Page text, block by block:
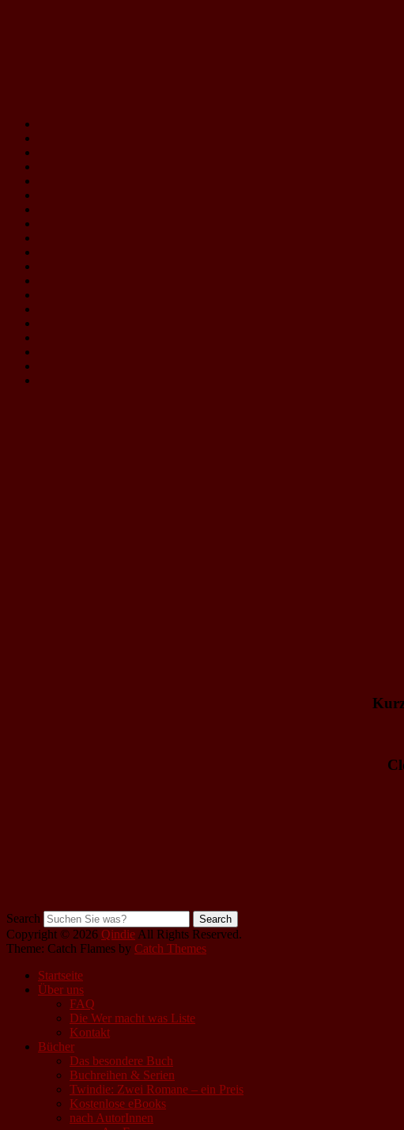
Search
Copyright © 2026 Qindie All Rights Reserved.
Theme: Catch Flames by Catch Themes
Startseite
Über uns
FAQ
Die Wer macht was Liste
Kontakt
Bücher
Das besondere Buch
Buchreihen & Serien
Twindie: Zwei Romane – ein Preis
Kostenlose eBooks
nach AutorInnen